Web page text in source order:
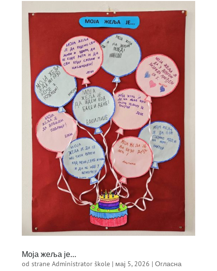
Моја жеља је…
od strane Administrator škole| мај 5, 2026 | Огласна